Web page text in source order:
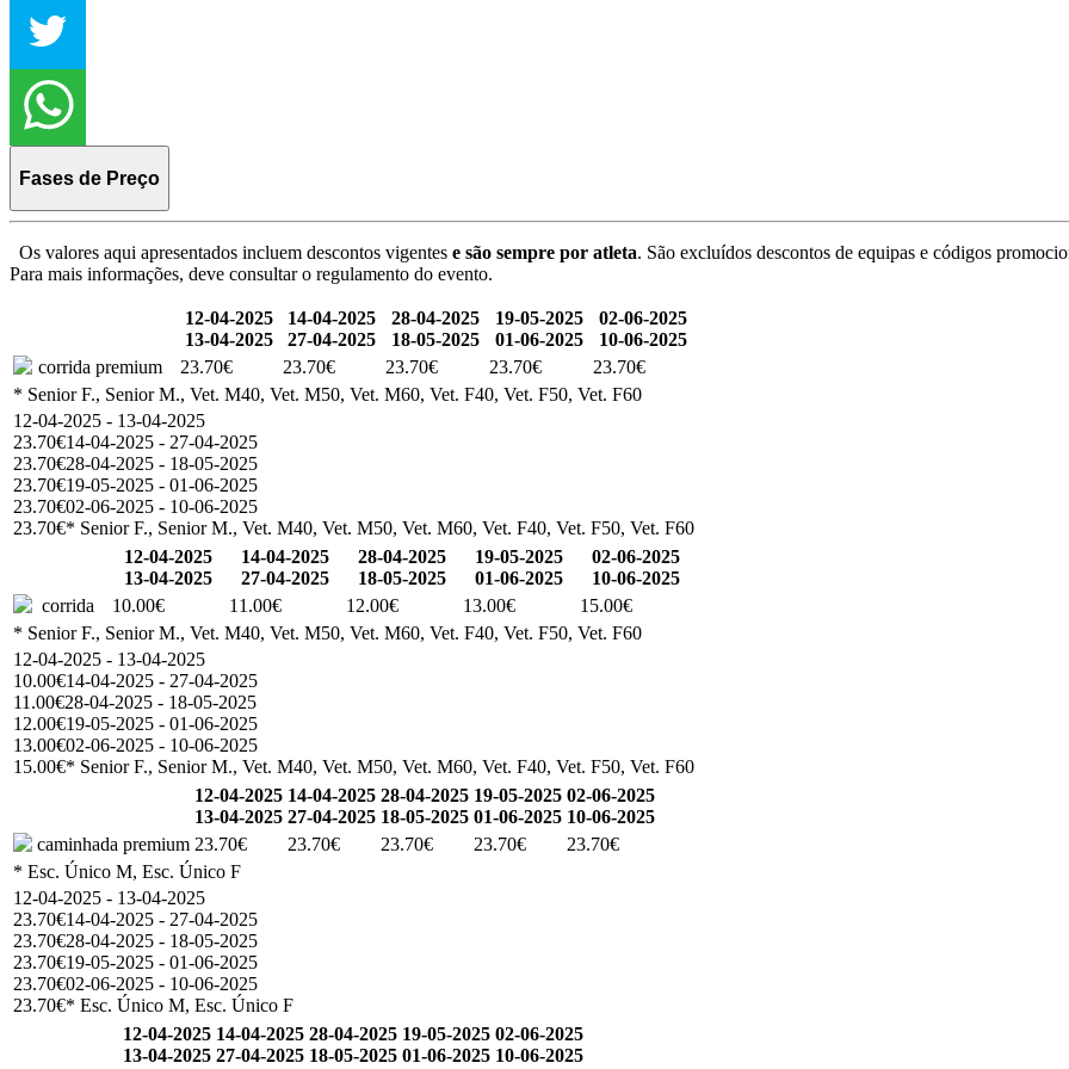
Fases de Preço
Os valores aqui apresentados incluem descontos vigentes e são sempre por atleta. São excluídos descontos de equipas e códigos
Para mais informações, deve consultar o regulamento do evento.
12-04-2025
13-04-2025
14-04-2025
27-04-2025
28-04-2025
18-05-2025
19-05-2025
01-06-2025
02-06-2025
10-06-2025
corrida premium
23.70€ 23.70€ 23.70€ 23.70€
23.70€
* Senior F., Senior M., Vet. M40, Vet. M50, Vet. M60, Vet. F40, Vet. F50, Vet. F60
12-04-2025 - 13-04-2025
23.70€14-04-2025 - 27-04-2025
23.70€28-04-2025 - 18-05-2025
23.70€19-05-2025 - 01-06-2025
23.70€02-06-2025 - 10-06-2025
23.70€* Senior F., Senior M., Vet. M40, Vet. M50, Vet. M60, Vet. F40, Vet. F50, Vet. F60
12-04-2025
13-04-2025
14-04-2025
27-04-2025
28-04-2025
18-05-2025
19-05-2025
01-06-2025
02-06-2025
10-06-2025
corrida
10.00€ 11.00€ 12.00€ 13.00€
15.00€
* Senior F., Senior M., Vet. M40, Vet. M50, Vet. M60, Vet. F40, Vet. F50, Vet. F60
12-04-2025 - 13-04-2025
10.00€14-04-2025 - 27-04-2025
11.00€28-04-2025 - 18-05-2025
12.00€19-05-2025 - 01-06-2025
13.00€02-06-2025 - 10-06-2025
15.00€* Senior F., Senior M., Vet. M40, Vet. M50, Vet. M60, Vet. F40, Vet. F50, Vet. F60
12-04-2025
13-04-2025
14-04-2025
27-04-2025
28-04-2025
18-05-2025
19-05-2025
01-06-2025
02-06-2025
10-06-2025
caminhada premium 23.70€ 23.70€ 23.70€ 23.70€
23.70€
* Esc. Único M, Esc. Único F
12-04-2025 - 13-04-2025
23.70€14-04-2025 - 27-04-2025
23.70€28-04-2025 - 18-05-2025
23.70€19-05-2025 - 01-06-2025
23.70€02-06-2025 - 10-06-2025
23.70€* Esc. Único M, Esc. Único F
12-04-2025
13-04-2025
14-04-2025
27-04-2025
28-04-2025
18-05-2025
19-05-2025
01-06-2025
02-06-2025
10-06-2025